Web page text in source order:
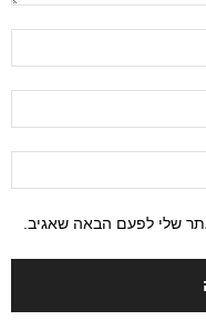
שלי לפעם הבאה שאגיב.